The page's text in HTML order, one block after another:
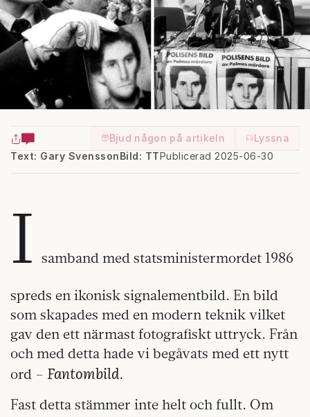
Bjud någon på artikeln
Lyssna
Text: Gary Svensson
Publicerad 2025-06-30
Bild: TT
I samband med statsministermordet 1986
spreds en ikonisk signalementbild. En bild
som skapades med en modern teknik vilket
gav den ett närmast fotografiskt uttryck. Från
och med detta hade vi begåvats med ett nytt
ord – Fantombild.
Fast detta stämmer inte helt och fullt. Om